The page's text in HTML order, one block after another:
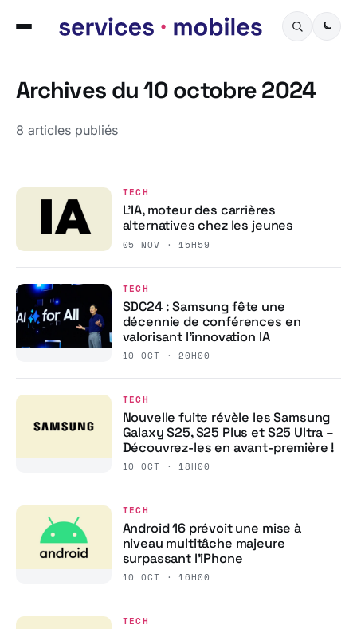
Archives du 10 octobre 2024
8 articles publiés
TECH
L’IA, moteur des carrières
alternatives chez les jeunes
05 NOV · 15H59
TECH
SDC24 : Samsung fête une
décennie de conférences en
valorisant l’innovation IA
10 OCT · 20H00
TECH
Nouvelle fuite révèle les Samsung
Galaxy S25, S25 Plus et S25 Ultra –
Découvrez-les en avant-première !
10 OCT · 18H00
TECH
Android 16 prévoit une mise à
niveau multitâche majeure
surpassant l’iPhone
10 OCT · 16H00
TECH